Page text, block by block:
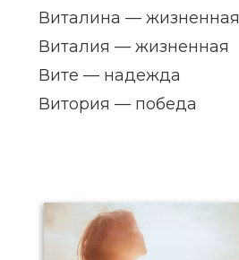
Виталина — жизненная
Виталия — жизненная
Вите — надежда
Витория — победа